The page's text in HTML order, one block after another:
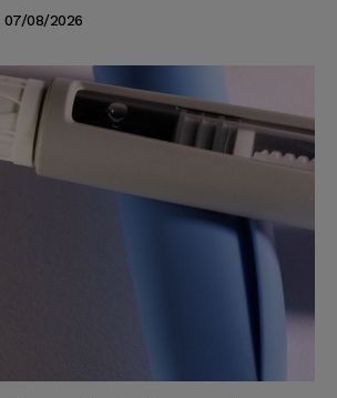
07/08/2026